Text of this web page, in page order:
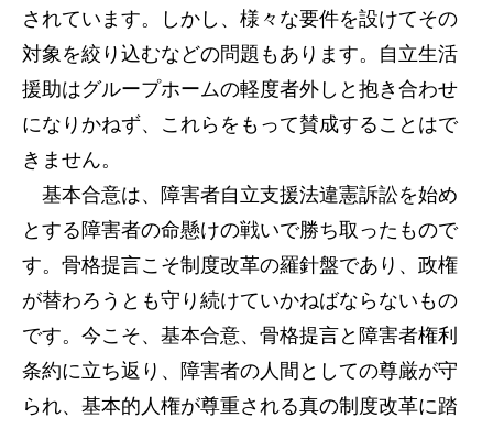
されています。しかし、様々な要件を設けてその
対象を絞り込むなどの問題もあります。自立生活
援助はグループホームの軽度者外しと抱き合わせ
になりかねず、これらをもって賛成することはで
きません。
基本合意は、障害者自立支援法違憲訴訟を始め
とする障害者の命懸けの戦いで勝ち取ったもので
す。骨格提言こそ制度改革の羅針盤であり、政権
が替わろうとも守り続けていかねばならないもの
です。今こそ、基本合意、骨格提言と障害者権利
条約に立ち返り、障害者の人間としての尊厳が守
られ、基本的人権が尊重される真の制度改革に踏